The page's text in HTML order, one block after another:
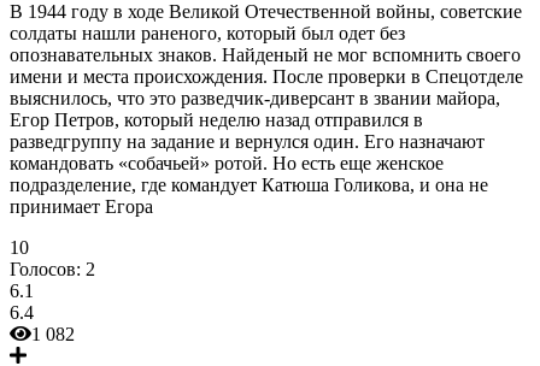
В 1944 году в ходе Великой Отечественной войны, советские
солдаты нашли раненого, который был одет без
опознавательных знаков. Найденый не мог вспомнить своего
имени и места происхождения. После проверки в Спецотделе
выяснилось, что это разведчик-диверсант в звании майора,
Егор Петров, который неделю назад отправился в
разведгруппу на задание и вернулся один. Его назначают
командовать «собачьей» ротой. Но есть еще женское
подразделение, где командует Катюша Голикова, и она не
принимает Егора
10
Голосов: 2
6.1
6.4
1 082